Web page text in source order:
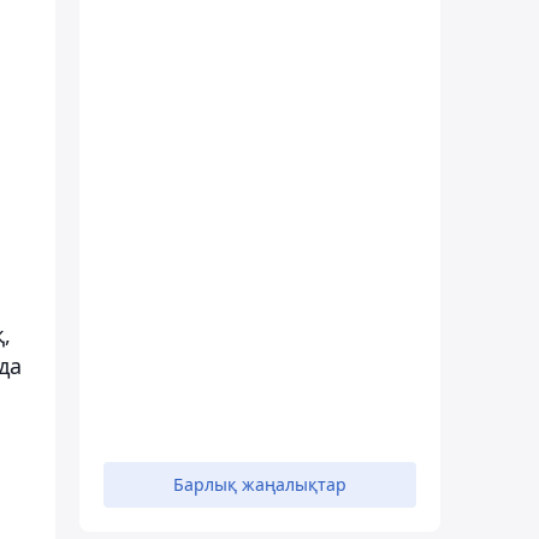
Барлық жаңалықтар